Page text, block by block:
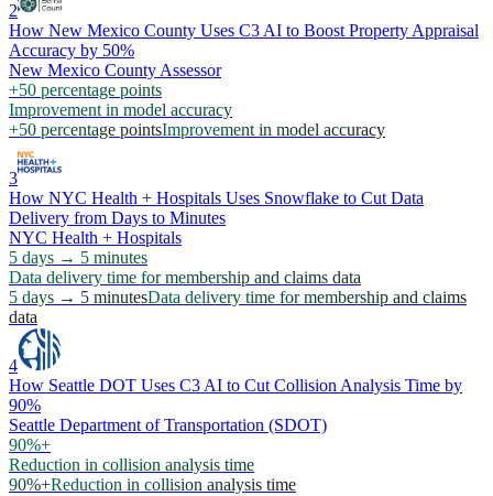
2
How New Mexico County Uses C3 AI to Boost Property Appraisal
Accuracy by 50%
New Mexico County Assessor
+50 percentage points
Improvement in model accuracy
+50 percentage pointsImprovement in model accuracy
3
How NYC Health + Hospitals Uses Snowflake to Cut Data
Delivery from Days to Minutes
NYC Health + Hospitals
5 days → 5 minutes
Data delivery time for membership and claims data
5 days → 5 minutesData delivery time for membership and claims
data
4
How Seattle DOT Uses C3 AI to Cut Collision Analysis Time by
90%
Seattle Department of Transportation (SDOT)
90%+
Reduction in collision analysis time
90%+Reduction in collision analysis time